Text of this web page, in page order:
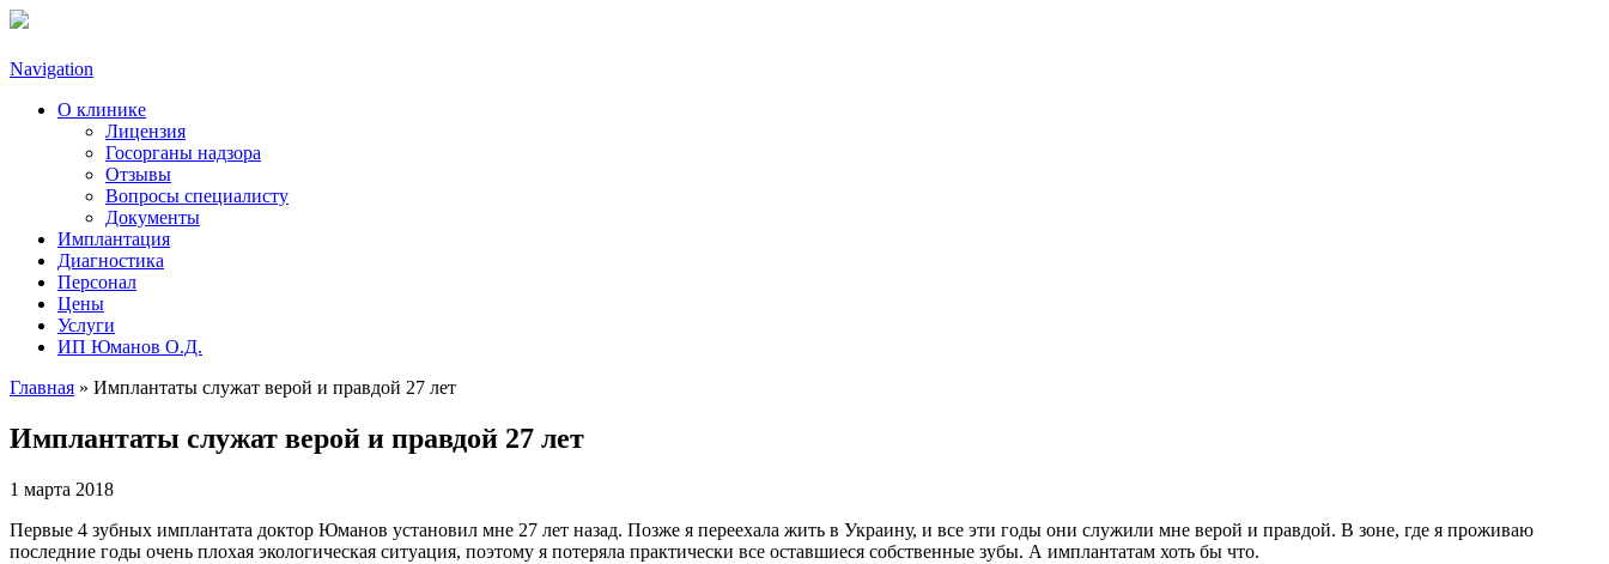
Navigation
О клинике
Лицензия
Госорганы надзора
Отзывы
Вопросы специалисту
Документы
Имплантация
Диагностика
Персонал
Цены
Услуги
ИП Юманов О.Д.
Главная » Имплантаты служат верой и правдой 27 лет
Имплантаты служат верой и правдой 27 лет
1 марта 2018
Первые 4 зубных имплантата доктор Юманов установил мне 27 лет назад. Позже я переехала жить в Украину, и все эти годы они служили мне верой и правдой. В зоне, где я проживаю
последние годы очень плохая экологическая ситуация, поэтому я потеряла практически все оставшиеся собственные зубы. А имплантатам хоть бы что.